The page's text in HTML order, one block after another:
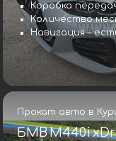
Коробка
Количество
Навигация –
Прокат авто в
БМВ M440i